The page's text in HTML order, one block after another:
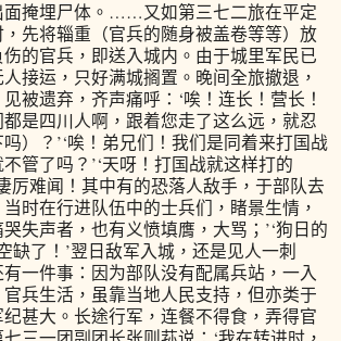
面掩埋尸体。……又如第三七二旅在平定
先将辎重（官兵的随身被盖卷等等）放
的官兵，即送入城内。由于城里军民已
接运，只好满城搁置。晚间全旅撤退，
被遗弃，齐声痛呼：‘唉！连长！营长！
是四川人啊，跟着您走了这么远，就忍
）？’‘唉！弟兄们！我们是同着来打国战
管了吗？’‘天呀！打国战就这样打的
厉难闻！其中有的恐落人敌手，于部队去
时在行进队伍中的士兵们，睹景生情，
失声者，也有义愤填膺，大骂；’‘狗日的
缺了！’翌日敌军入城，还是见人一刺
一件事：因为部队没有配属兵站，一入
兵生活，虽靠当地人民支持，但亦类于
甚大。长途行军，连餐不得食，弄得官